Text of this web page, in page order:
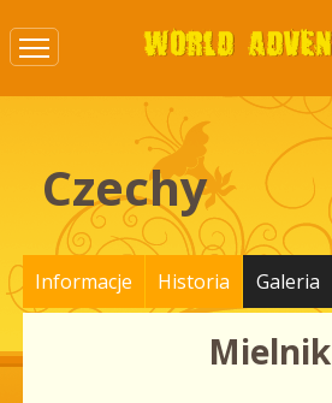
Czechy
Informacje Historia Galeria
Mielnik